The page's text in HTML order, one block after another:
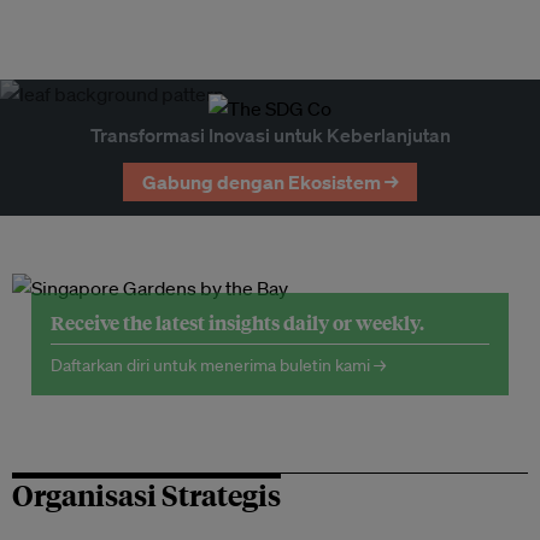
Transformasi Inovasi untuk Keberlanjutan
Gabung dengan Ekosistem →
Receive the latest insights daily or weekly.
Daftarkan diri untuk menerima buletin kami →
Organisasi Strategis